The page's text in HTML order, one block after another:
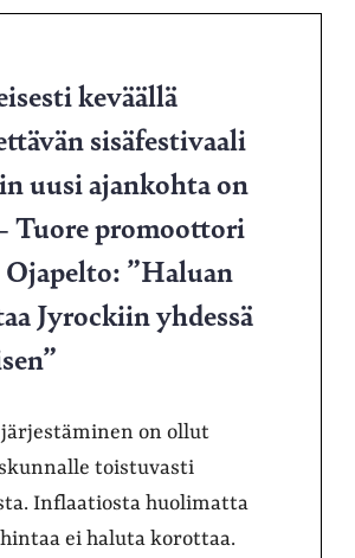
keväällä
sisäfestivaali
uusi ajankohta on
Tuore promoottori
Ojapelto: ”Haluan
Jyrockiin yhdessä
on ollut
toistuvasti
Inflaatiosta huolimatta
ei haluta korottaa.